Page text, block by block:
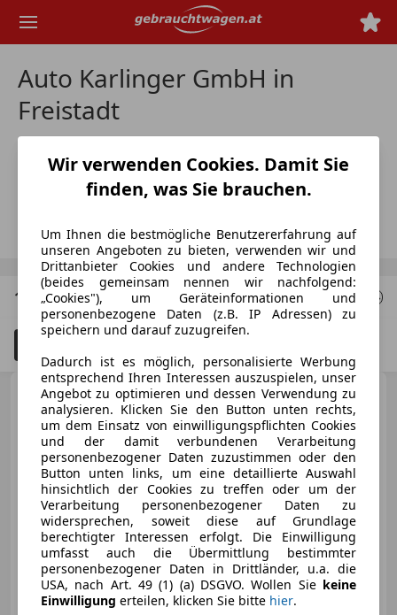
Hauptinhalt
Auto Karlinger GmbH in
Freistadt
AT-4240 Freistadt
Stefan Karlinger
1 Angebotefür deine Suche
Filter Unfallfahrzeuge anzeigen
Volkswagen T2
Betriebsurlaub bis 9.August
€ 26 900
04/1979 51 800 km Benzin 37 kW (50 PS)
Wir verwenden Cookies. Damit Sie
finden, was Sie brauchen.
Um Ihnen die bestmögliche Benutzererfahrung auf
unseren Angeboten zu bieten, verwenden wir und
Drittanbieter Cookies und andere Technologien
(beides gemeinsam nennen wir nachfolgend:
„Cookies"), um Geräteinformationen und
personenbezogene Daten (z.B. IP Adressen) zu
speichern und darauf zuzugreifen.
Dadurch ist es möglich, personalisierte Werbung
entsprechend Ihren Interessen auszuspielen, unser
Angebot zu optimieren und dessen Verwendung zu
analysieren. Klicken Sie den Button unten rechts,
um dem Einsatz von einwilligungspflichten Cookies
und der damit verbundenen Verarbeitung
personenbezogener Daten zuzustimmen oder den
Button unten links, um eine detaillierte Auswahl
hinsichtlich der Cookies zu treffen oder um der
Verarbeitung personenbezogener Daten zu
widersprechen, soweit diese auf Grundlage
berechtigter Interessen erfolgt. Die Einwilligung
umfasst auch die Übermittlung bestimmter
personenbezogener Daten in Drittländer, u.a. die
USA, nach Art. 49 (1) (a) DSGVO. Wollen Sie keine
Einwilligung erteilen, klicken Sie bitte hier.